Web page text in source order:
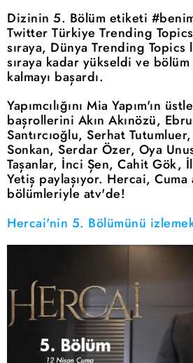
Dizinin 5. Bölüm etiketi
Twitter Türkiye Trending
sıraya, Dünya Trending
sıraya kadar yükseldi ve
kalmayı başardı.
Yapımcılığını Mia Yapım'ın
başrollerini Akın Akınözü,
Santırcıoğlu, Serhat
Sonkan, Serdar Özer, Oya
Taşanlar, İnci Şen, Cahit Gök,
Yetiş paylaşıyor. Hercai, Cuma
bölümleriyle atv'de!
Hercai'nin 5. Bölümünü